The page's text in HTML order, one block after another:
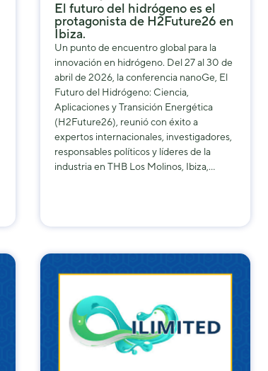
El futuro del hidrógeno es el
protagonista de H2Future26 en
Ibiza.
Un punto de encuentro global para la
innovación en hidrógeno. Del 27 al 30 de
abril de 2026, la conferencia nanoGe, El
Futuro del Hidrógeno: Ciencia,
Aplicaciones y Transición Energética
(H2Future26), reunió con éxito a
expertos internacionales, investigadores,
responsables políticos y líderes de la
industria en THB Los Molinos, Ibiza,…